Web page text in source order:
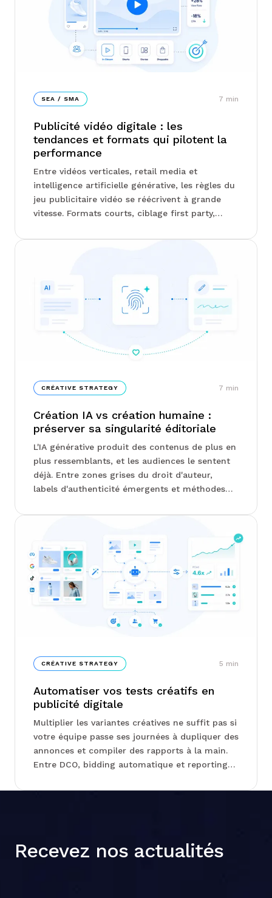
SEA / SMA 7 min
Publicité vidéo digitale : les
tendances et formats qui pilotent la
performance
Entre vidéos verticales, retail media et
intelligence artificielle générative, les règles du
jeu publicitaire vidéo se réécrivent à grande
vitesse. Formats courts, ciblage first party,
des annonceurs se resserrent autour de
pourquoi certains formats surperforment
nettement les autres...
CRÉATIVE STRATEGY 7 min
Création IA vs création humaine :
préserver sa singularité éditoriale
L'IA générative produit des contenus de plus en
plus ressemblants, et les audiences le sentent
déjà. Entre zones grises du droit d'auteur,
labels d'authenticité émergents et méthodes
on vous explique comment préserver ce qui
question n'est pas d'utiliser l'IA ou non, mais de
savoir où placer le curseur...
CRÉATIVE STRATEGY 5 min
Automatiser vos tests créatifs en
publicité digitale
Multiplier les variantes créatives ne suffit pas si
votre équipe passe ses journées à dupliquer des
annonces et compiler des rapports à la main.
Entre DCO, bidding automatique et reporting
radicalement le rapport entre temps passé et
Recevez nos actualités